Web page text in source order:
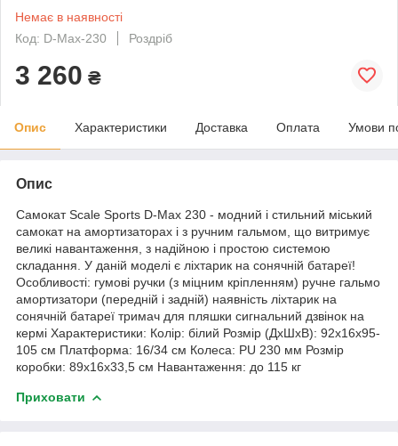
Немає в наявності
Код: D-Max-230
Роздріб
3 260 ₴
Опис Характеристики Доставка Оплата Умови
Опис
Самокат Scale Sports D-Max 230 - модний і стильний міський
самокат на амортизаторах і з ручним гальмом, що витримує
великі навантаження, з надійною і простою системою
складання. У даній моделі є ліхтарик на сонячній батареї!
Особливості: гумові ручки (з міцним кріпленням) ручне гальмо
амортизатори (передній і задній) наявність ліхтарик на
сонячній батареї тримач для пляшки сигнальний дзвінок на
кермі Характеристики: Колір: білий Розмір (ДхШхВ): 92х16х95-
105 см Платформа: 16/34 см Колеса: PU 230 мм Розмір
коробки: 89х16х33,5 см Навантаження: до 115 кг
Приховати